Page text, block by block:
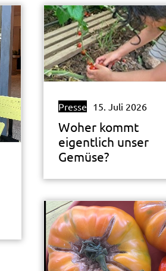
Presse 15. Juli 2026
Woher kommt
eigentlich unser
Gemüse?